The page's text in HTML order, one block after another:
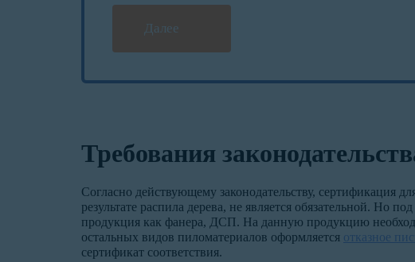
Далее
Требования
Согласно действующему законодательству, сертификация
результате распила дерева, не является обязательной. Но
продукция как фанера, ДСП. На данную продукцию
остальных видов пиломатериалов оформляется отказное
сертификат соответствия.